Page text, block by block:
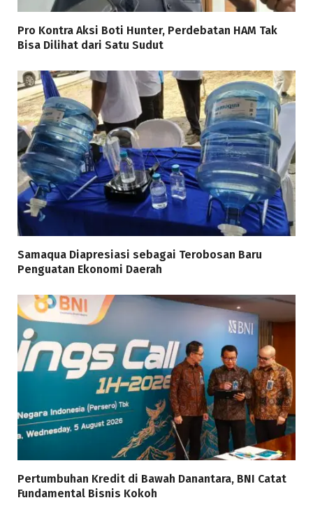
Pro Kontra Aksi Boti Hunter, Perdebatan HAM Tak
Bisa Dilihat dari Satu Sudut
Samaqua Diapresiasi sebagai Terobosan Baru
Penguatan Ekonomi Daerah
Pertumbuhan Kredit di Bawah Danantara, BNI Catat
Fundamental Bisnis Kokoh